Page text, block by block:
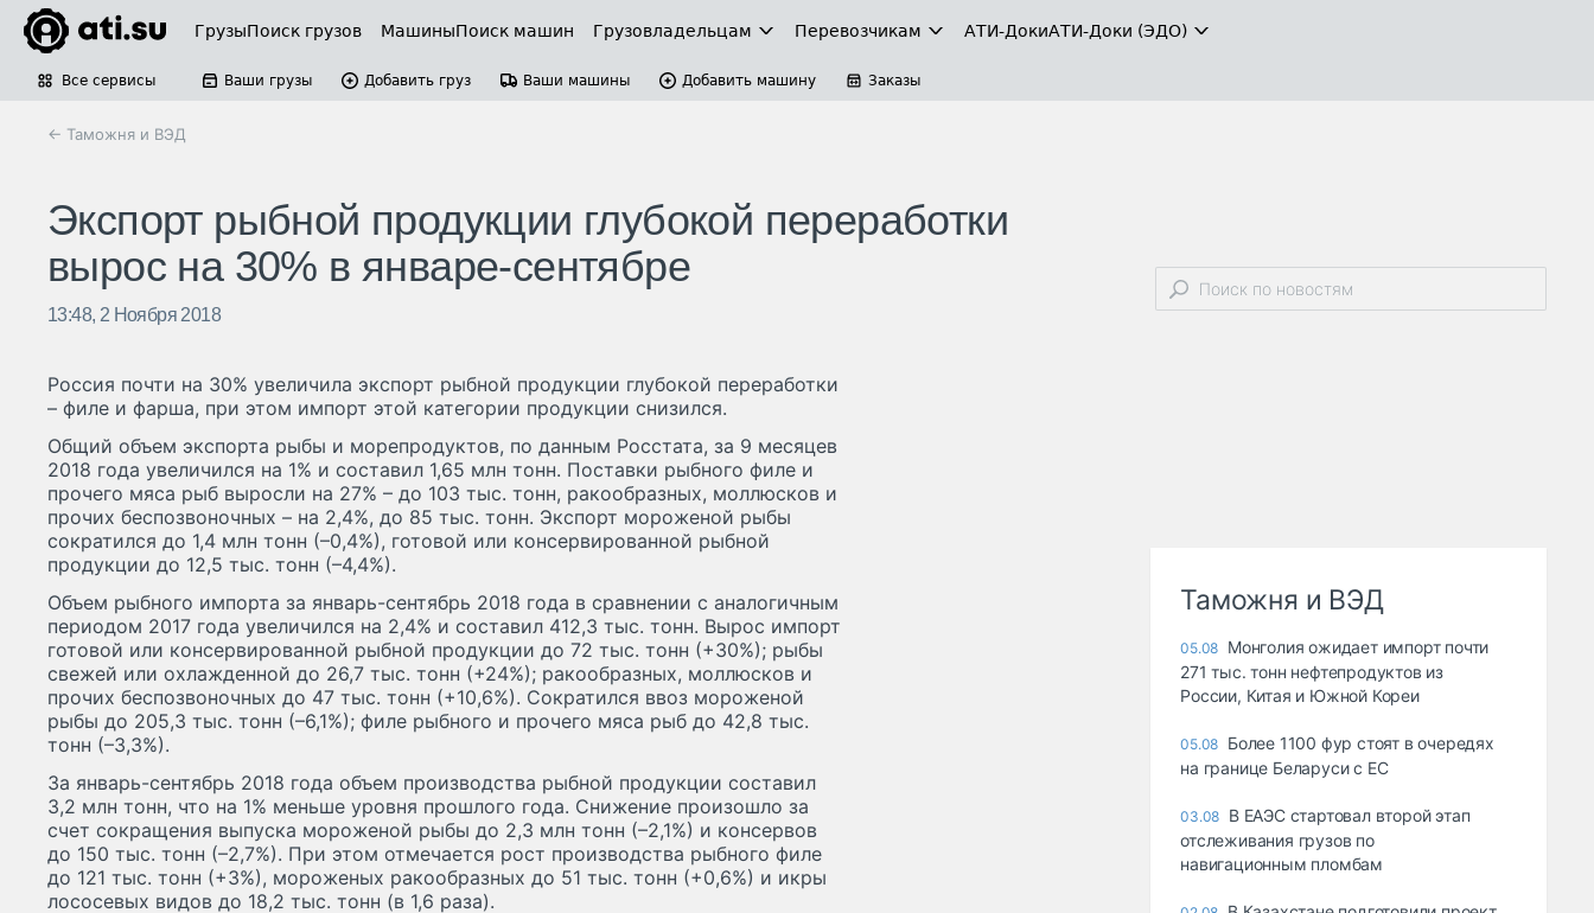
ГрузыПоиск грузов МашиныПоиск машин Грузовладельцам Перевозчикам АТИ-ДокиАТИ-Доки (ЭДО)
Все сервисы Ваши грузы Добавить груз Ваши машины Добавить машину Заказы
← Таможня и ВЭД
Экспорт рыбной продукции глубокой переработки
вырос на 30% в январе-сентябре
13:48, 2 Ноября 2018
Россия почти на 30% увеличила экспорт рыбной продукции глубокой переработки
– филе и фарша, при этом импорт этой категории продукции снизился.
Общий объем экспорта рыбы и морепродуктов, по данным Росстата, за 9 месяцев
2018 года увеличился на 1% и составил 1,65 млн тонн. Поставки рыбного филе и
прочего мяса рыб выросли на 27% – до 103 тыс. тонн, ракообразных, моллюсков и
прочих беспозвоночных – на 2,4%, до 85 тыс. тонн. Экспорт мороженой рыбы
сократился до 1,4 млн тонн (–0,4%), готовой или консервированной рыбной
продукции до 12,5 тыс. тонн (–4,4%).
Объем рыбного импорта за январь-сентябрь 2018 года в сравнении с аналогичным
периодом 2017 года увеличился на 2,4% и составил 412,3 тыс. тонн. Вырос импорт
готовой или консервированной рыбной продукции до 72 тыс. тонн (+30%); рыбы
свежей или охлажденной до 26,7 тыс. тонн (+24%); ракообразных, моллюсков и
прочих беспозвоночных до 47 тыс. тонн (+10,6%). Сократился ввоз мороженой
рыбы до 205,3 тыс. тонн (–6,1%); филе рыбного и прочего мяса рыб до 42,8 тыс.
тонн (–3,3%).
За январь-сентябрь 2018 года объем производства рыбной продукции составил
3,2 млн тонн, что на 1% меньше уровня прошлого года. Снижение произошло за
счет сокращения выпуска мороженой рыбы до 2,3 млн тонн (–2,1%) и консервов
до 150 тыс. тонн (–2,7%). При этом отмечается рост производства рыбного филе
до 121 тыс. тонн (+3%), мороженых ракообразных до 51 тыс. тонн (+0,6%) и икры
лососевых видов до 18,2 тыс. тонн (в 1,6 раза).
Таможня и ВЭД
05.08 Монголия ожидает импорт почти
271 тыс. тонн нефтепродуктов из
России, Китая и Южной Кореи
05.08 Более 1100 фур стоят в очередях
на границе Беларуси с ЕС
03.08 В ЕАЭС стартовал второй этап
отслеживания грузов по
навигационным пломбам